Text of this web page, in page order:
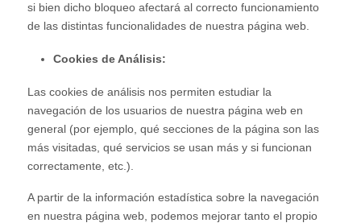
si bien dicho bloqueo afectará al correcto funcionamiento
de las distintas funcionalidades de nuestra página web.
Cookies de Análisis:
Las cookies de análisis nos permiten estudiar la
navegación de los usuarios de nuestra página web en
general (por ejemplo, qué secciones de la página son las
más visitadas, qué servicios se usan más y si funcionan
correctamente, etc.).
A partir de la información estadística sobre la navegación
en nuestra página web, podemos mejorar tanto el propio